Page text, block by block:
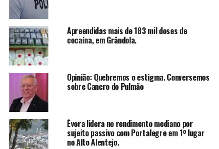
Apreendidas mais de 183 mil doses de
cocaína, em Grândola.
Opinião: Quebremos o estigma. Conversemos
sobre Cancro do Pulmão
Évora lidera no rendimento mediano por
sujeito passivo com Portalegre em 1º lugar
no Alto Alentejo.